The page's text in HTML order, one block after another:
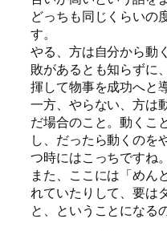
どっちも同じくらいの
す。
やる、方は自分から動
敗があるとも知らずに
揮して物事を成功へと
一方、やらない、方は
だ場合のこと。動くこ
し、だったら動くのを
つ時にはこっちですね。
また、ここには「めん
れていたりして、要は
と、ということになる